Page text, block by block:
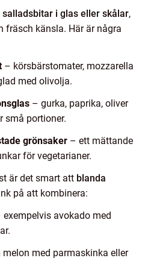
salladsbitar i glas eller skålar,
fräsch känsla. Här är några
– körsbärstomater, mozzarella
med olivolja.
– gurka, paprika, oliver
små portioner.
grönsaker – ett mättande
för vegetarianer.
är det smart att blanda
på att kombinera:
avokado med
med parmaskinka eller